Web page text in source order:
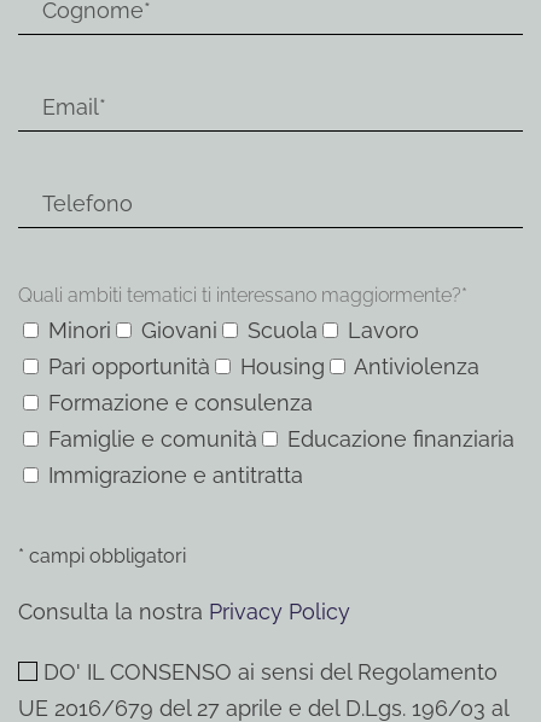
Quali ambiti tematici ti interessano maggiormente?*
Minori Giovani Scuola
Lavoro
Pari opportunità
Housing
Antiviolenza
Formazione e consulenza
Famiglie e comunità
Educazione finanziaria
Immigrazione e antitratta
* campi obbligatori
Consulta la nostra Privacy Policy
DO' IL CONSENSO ai sensi del Regolamento
UE 2016/679 del 27 aprile e del D.Lgs. 196/03 al